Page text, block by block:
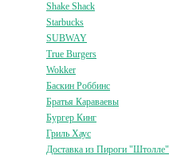
Shake Shack
Starbucks
SUBWAY
True Burgers
Wokker
Баскин Роббинс
Братья Караваевы
Бургер Кинг
Гриль Хаус
Доставка из Пироги "Штолле"